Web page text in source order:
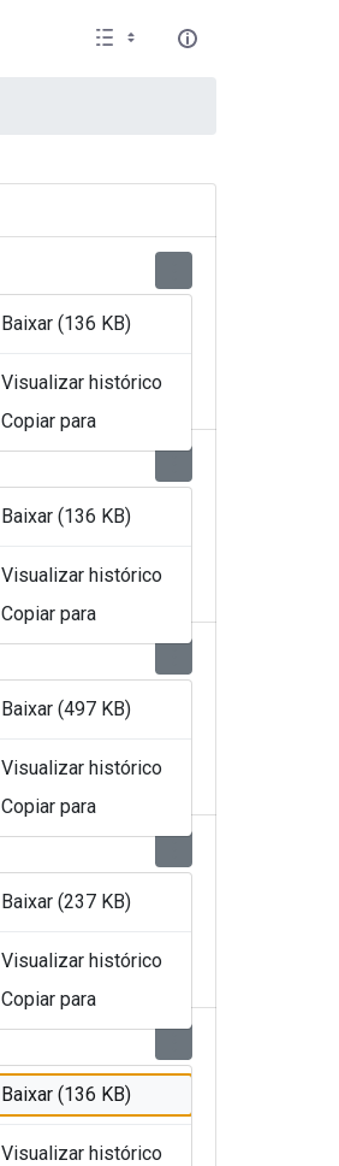
Baixar (136 KB)
Visualizar histórico
Copiar para
Baixar (136 KB)
Visualizar histórico
Copiar para
Baixar (497 KB)
Visualizar histórico
Copiar para
Baixar (237 KB)
Visualizar histórico
Copiar para
Baixar (136 KB)
Visualizar histórico